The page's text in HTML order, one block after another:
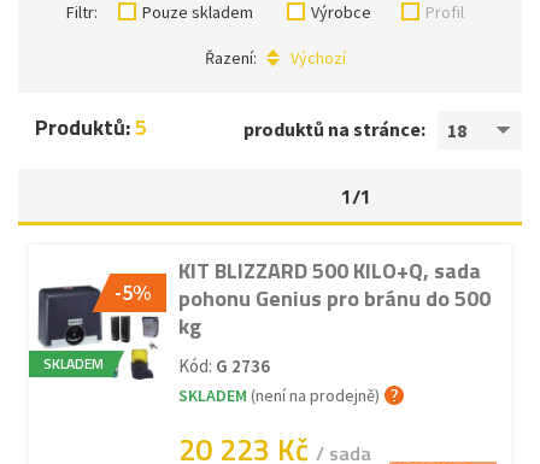
Filtr: Pouze skladem Výrobce Profil
Řazení: Výchozí
produktů na stránce: 18
Produktů:5
1/1
-5%
SKLADEM
KIT BLIZZARD 500 KILO+Q, sada
pohonu Genius pro bránu do 500
kg
Kód: G 2736
SKLADEM (není na prodejně)
20 223 Kč / sada